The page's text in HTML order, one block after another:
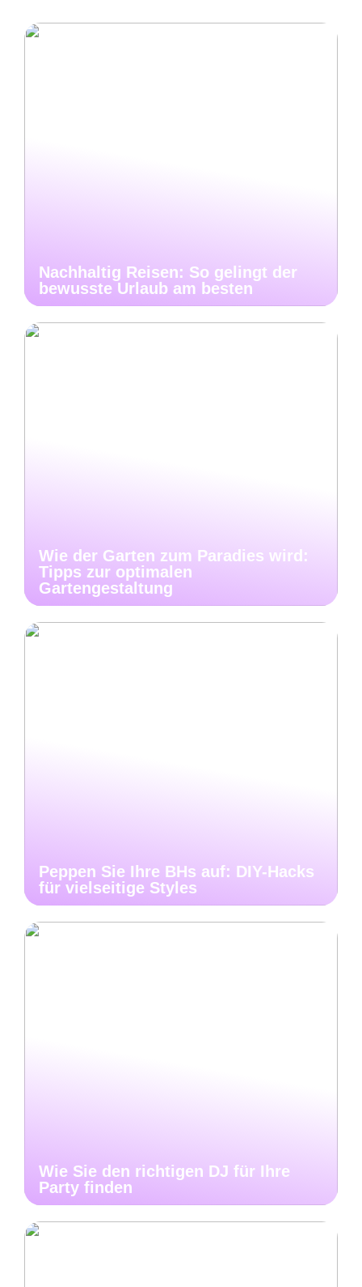
Nachhaltig Reisen: So gelingt der
bewusste Urlaub am besten
Wie der Garten zum Paradies wird:
Tipps zur optimalen
Gartengestaltung
Peppen Sie Ihre BHs auf: DIY-Hacks
für vielseitige Styles
Wie Sie den richtigen DJ für Ihre
Party finden